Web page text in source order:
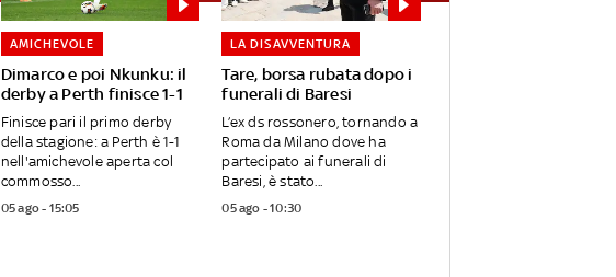
Dimarco e poi Nkunku: il
derby a Perth finisce 1-1
AMICHEVOLE
Finisce pari il primo derby
della stagione: a Perth è 1-1
nell'amichevole aperta col
commosso...
05 ago - 15:05
Tare, borsa rubata dopo i
funerali di Baresi
LA DISAVVENTURA
L’ex ds rossonero, tornando a
Roma da Milano dove ha
partecipato ai funerali di
Baresi, è stato...
05 ago - 10:30